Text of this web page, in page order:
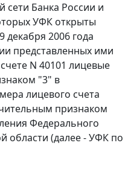
сети Банка России и
УФК открыты
декабря 2006 года
представленных ими
N 40101 лицевые
"3" в
лицевого счета
признаком
Федерального
области (далее - УФК по